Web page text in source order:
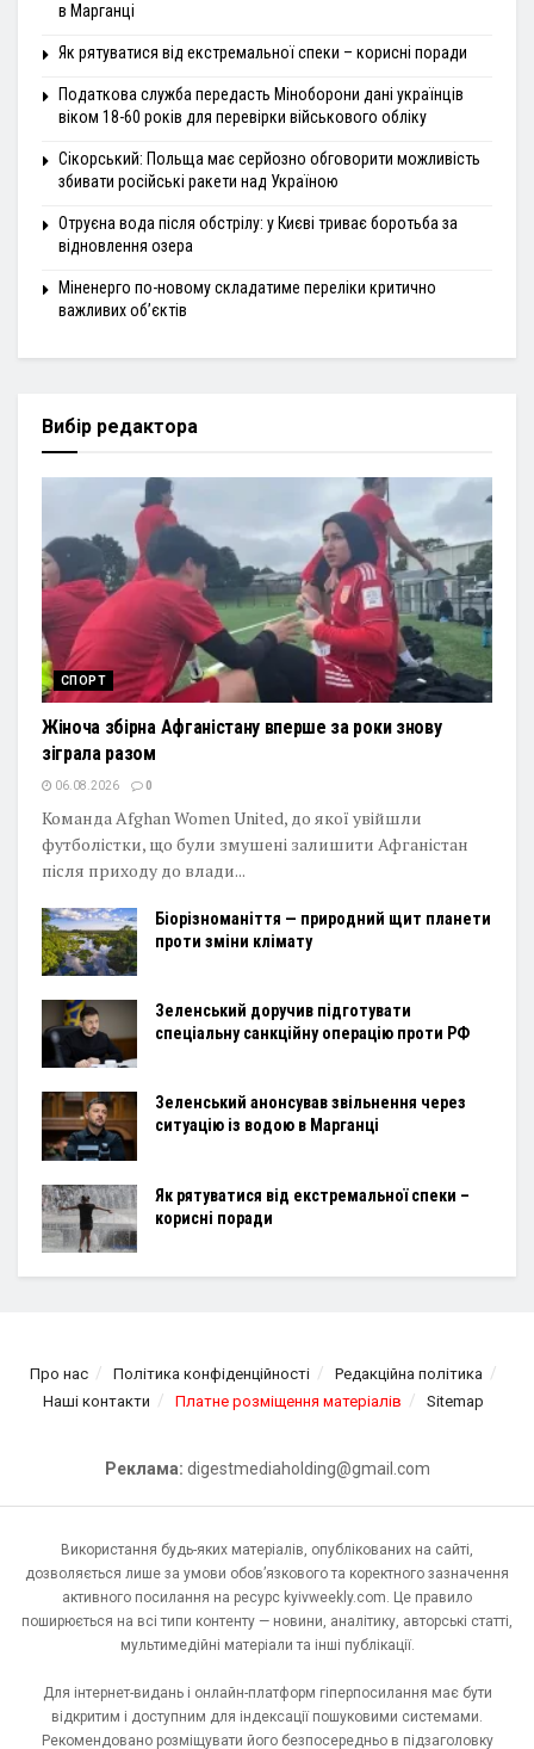
в Марганці
Як рятуватися від екстремальної спеки – корисні поради
Податкова служба передасть Міноборони дані українців
віком 18-60 років для перевірки військового обліку
Сікорський: Польща має серйозно обговорити можливість
збивати російські ракети над Україною
Отруєна вода після обстрілу: у Києві триває боротьба за
відновлення озера
Міненерго по-новому складатиме переліки критично
важливих об’єктів
Вибір редактора
СПОРТ
Жіноча збірна Афганістану вперше за роки знову
зіграла разом
06.08.2026 0
Команда Afghan Women United, до якої увійшли
футболістки, що були змушені залишити Афганістан
після приходу до влади...
Біорізноманіття — природний щит планети
проти зміни клімату
Зеленський доручив підготувати
спеціальну санкційну операцію проти РФ
Зеленський анонсував звільнення через
ситуацію із водою в Марганці
Як рятуватися від екстремальної спеки –
корисні поради
Про нас Політика конфіденційності
Редакційна політика
Наші контакти
Платне розміщення матеріалів Sitemap
Реклама: digestmediaholding@gmail.com
Використання будь-яких матеріалів, опублікованих на сайті,
дозволяється лише за умови обов’язкового та коректного зазначення
активного посилання на ресурс kyivweekly.com. Це правило
поширюється на всі типи контенту — новини, аналітику, авторські статті,
мультимедійні матеріали та інші публікації.
Для інтернет-видань і онлайн-платформ гіперпосилання має бути
відкритим і доступним для індексації пошуковими системами.
Рекомендовано розміщувати його безпосередньо в підзаголовку